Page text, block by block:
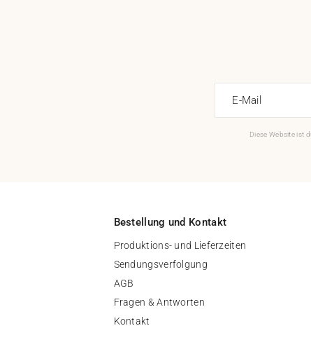
E-Mail
Diese Website ist
Bestellung und Kontakt
Produktions- und Lieferzeiten
Sendungsverfolgung
AGB
Fragen & Antworten
Kontakt